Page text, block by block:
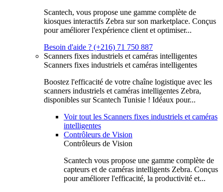
Scantech, vous propose une gamme complète de
kiosques interactifs Zebra sur son marketplace. Conçus
pour améliorer l'expérience client et optimiser...
Besoin d'aide ? (+216) 71 750 887
Scanners fixes industriels et caméras intelligentes
Scanners fixes industriels et caméras intelligentes
Boostez l'efficacité de votre chaîne logistique avec les
scanners industriels et caméras intelligentes Zebra,
disponibles sur Scantech Tunisie ! Idéaux pour...
Voir tout les Scanners fixes industriels et caméras
intelligentes
Contrôleurs de Vision
Contrôleurs de Vision
Scantech vous propose une gamme complète de
capteurs et de caméras intelligents Zebra. Conçus
pour améliorer l'efficacité, la productivité et...